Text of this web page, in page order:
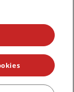
TILBUD
RHG
Blu, Radisson
Country Inn &